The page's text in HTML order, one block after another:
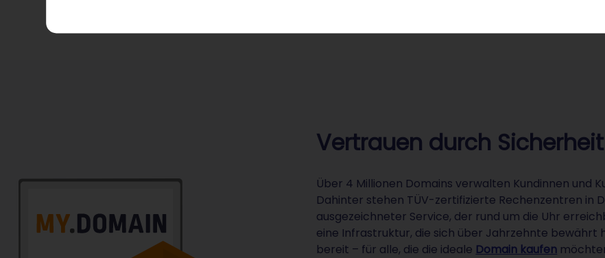
Vertrauen durch
Über 4 Millionen Domains verwalten Kundinnen und
Dahinter stehen TÜV-zertifizierte Rechenzentren in
ausgezeichneter Service, der rund um die Uhr
eine Infrastruktur, die sich über Jahrzehnte bewährt
bereit – für alle, die die ideale Domain kaufen